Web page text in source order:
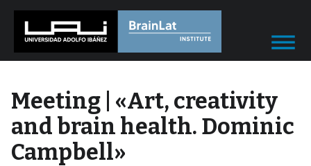
Meeting | «Art, creativity
and brain health. Dominic
Campbell»